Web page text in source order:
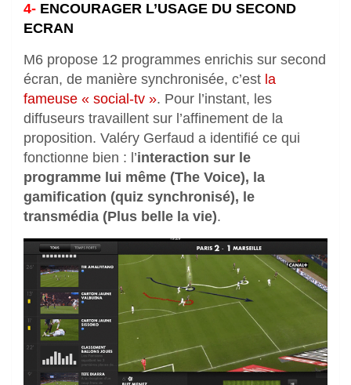
4- ENCOURAGER L’USAGE DU SECOND
ECRAN
M6 propose 12 programmes enrichis sur second
écran, de manière synchronisée, c’est la
fameuse « social-tv ». Pour l’instant, les
diffuseurs travaillent sur l’affinement de la
proposition. Valéry Gerfaud a identifié ce qui
fonctionne bien : l’interaction sur le
programme lui même (The Voice), la
gamification (quiz synchronisé), le
transmédia (Plus belle la vie).